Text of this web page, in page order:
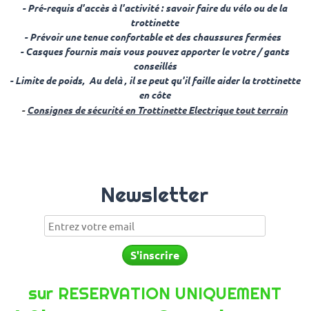
- Pré-requis d'accès à l'activité : savoir faire du vélo ou de la
trottinette
- Prévoir une tenue confortableet des chaussures fermées
- Casques fournis mais vous pouvez apporter le votre / gants
conseillés
- Limite de poids, Au delà , il se peut qu'il faille aider la trottinette
en côte
-Consignes de sécurité en Trottinette Electrique tout terrain
Newsletter
sur RESERVATION UNIQUEMENT